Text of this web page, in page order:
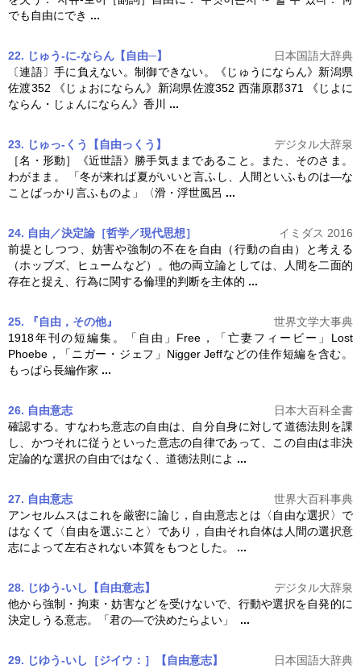
でも 自由にでき ...
22. じゅう‐に‐ならん【自由─】
日本国語大辞典
〔連語〕手に負えない。制御できない。《じゅうにならん》新潟県
佐渡352 《じょおにならん》新潟県佐渡352 西蒲原郡371 《じよに
ならん・じょんにならん》香川 ...
23. じゅっ‐くう【自由っくう】
デジタル大辞泉
［名・形動］《近世語》勝手気ままであること。また、そのさま。
わがまま。 「冬が来れば夏がいいと言ふし、人間といふものは―な
ことばっかり言ふものよ」〈滑・浮世風呂 ...
24. 自由／決定論［哲学／現代思想］
イミダス 2016
前提としつつ、妨害や強制の不在を 自由 （行動の自由 ）と考える
（ホッブズ、ヒュームなど）。他の両立論としては、人間を二面的
存在と捉え、行為に関する倫理的判断を主体的 ...
25. 『自由，その他』
世界文学大事典
1918年刊の短編集。「 自由 」Free，「亡妻フィービー」Lost
Phoebe，「ニガー・ジェフ」Nigger Jeffなどの佳作短編を含む。
もっぱら長編作家 ...
26. 自由意志
日本大百科全書
確認する。すなわち意志の自由は、自分自身に対して道徳法則を課
し、かつそれに従うといった意志の自律であって、この自由は非決
定論的な選択の自由ではなく、道徳法則によ ...
27. 自由意志
世界大百科事典
アンセルムスはこれを厳密に論じ， 自由意志とは〈 自由な選択〉で
はなくて〈 自由を選ぶこと〉であり， 自由それ自体は人間の選択意
志によって左右されない本質をもつとした。 ...
28. じゆう‐いし【自由意志】
デジタル大辞泉
他から強制・拘束・妨害などを受けないで、行動や選択を自発的に
決定しうる意志。「君の―で決めたらよい」 ...
29. じゆう‐いし［ジイウ：］【自由意志】
日本国語大辞典